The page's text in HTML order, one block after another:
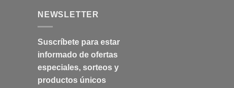
NEWSLETTER
Suscríbete para estar
informado de ofertas
especiales, sorteos y
productos únicos